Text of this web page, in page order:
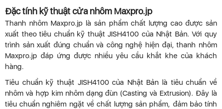
Đặc tính kỹ thuật cửa nhôm Maxpro.jp
Thanh nhôm Maxpro.jp là sản phẩm chất lượng cao được sản
xuất theo tiêu chuẩn kỹ thuật JISH4100 của Nhật Bản. Với quy
trình sản xuất đúng chuẩn và công nghệ hiện đại, thanh nhôm
Maxpro.jp đáp ứng được nhiều yêu cầu khắt khe của khách
hàng.
Tiêu chuẩn kỹ thuật JISH4100 của Nhật Bản là tiêu chuẩn về
nhôm và hợp kim nhôm dạng đùn (Casting và Extrusion). Đây là
tiêu chuẩn nghiêm ngặt về chất lượng sản phẩm, đảm bảo tính